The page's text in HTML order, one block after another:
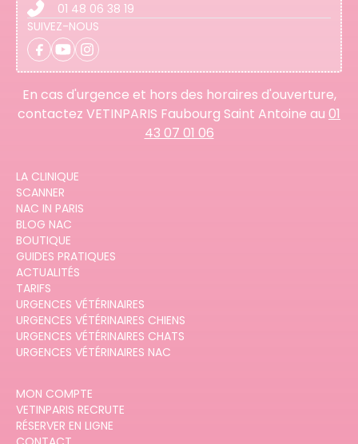
01 48 06 38 19
SUIVEZ-NOUS
En cas d'urgence et hors des horaires d'ouverture,
contactez VETINPARIS Faubourg Saint Antoine au 01
43 07 01 06
LA CLINIQUE
SCANNER
NAC IN PARIS
BLOG NAC
BOUTIQUE
GUIDES PRATIQUES
ACTUALITÉS
TARIFS
URGENCES VÉTÉRINAIRES
URGENCES VÉTÉRINAIRES CHIENS
URGENCES VÉTÉRINAIRES CHATS
URGENCES VÉTÉRINAIRES NAC
MON COMPTE
VETINPARIS RECRUTE
RÉSERVER EN LIGNE